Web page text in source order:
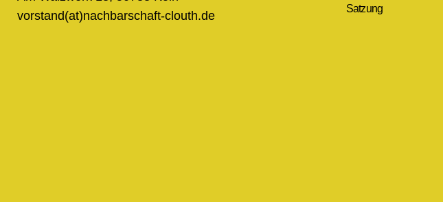
Satzung
vorstand(at)nachbarschaft-clouth.de